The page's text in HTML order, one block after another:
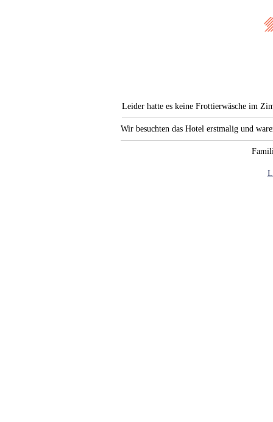
Leider hatte es keine Frottierwäsche im
Wir besuchten das Hotel erstmalig und